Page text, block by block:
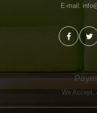
E-mail:
We Accept,